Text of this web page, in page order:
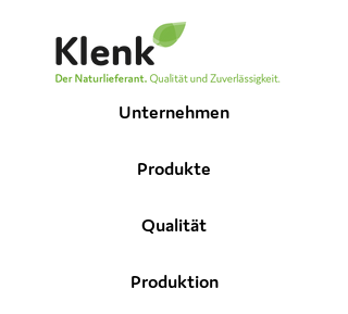
Unternehmen
Produkte
Qualität
Produktion